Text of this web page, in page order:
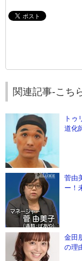
関連記事-こち
トゥ
道化
菅由
ー！
金田
の理